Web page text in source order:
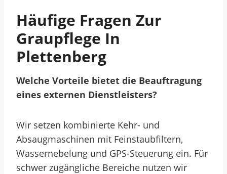
Häufige Fragen Zur
Graupflege In
Plettenberg
Welche Vorteile bietet die Beauftragung
eines externen Dienstleisters?
Wir setzen kombinierte Kehr- und
Absaugmaschinen mit Feinstaubfiltern,
Wassernebelung und GPS-Steuerung ein. Für
schwer zugängliche Bereiche nutzen wir